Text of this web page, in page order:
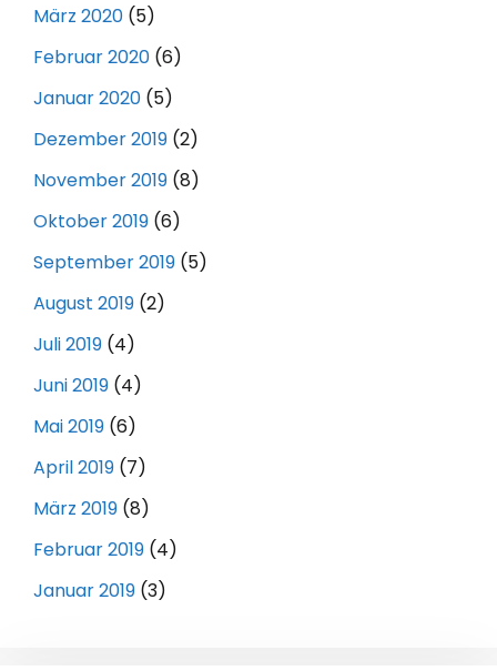
März 2020 (5)
Februar 2020 (6)
Januar 2020 (5)
Dezember 2019 (2)
November 2019 (8)
Oktober 2019 (6)
September 2019 (5)
August 2019 (2)
Juli 2019 (4)
Juni 2019 (4)
Mai 2019 (6)
April 2019 (7)
März 2019 (8)
Februar 2019 (4)
Januar 2019 (3)